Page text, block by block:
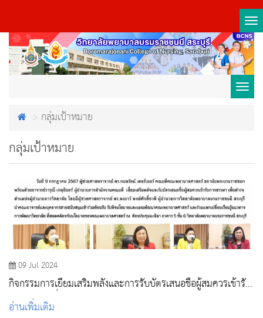
กลุ่มเป้าหมาย
กลุ่มเป้าหมาย
09 Jul 2024
กิจกรรมการเยี่ยมเสริมพลังและการรับบัตรเสนอชื่อผู้สมควรเข้ารับ
การสรรหาเพื่อดำรงตำแหน่งผู้อำนวยการวิทยาลัย
อ่านเพิ่มเติม